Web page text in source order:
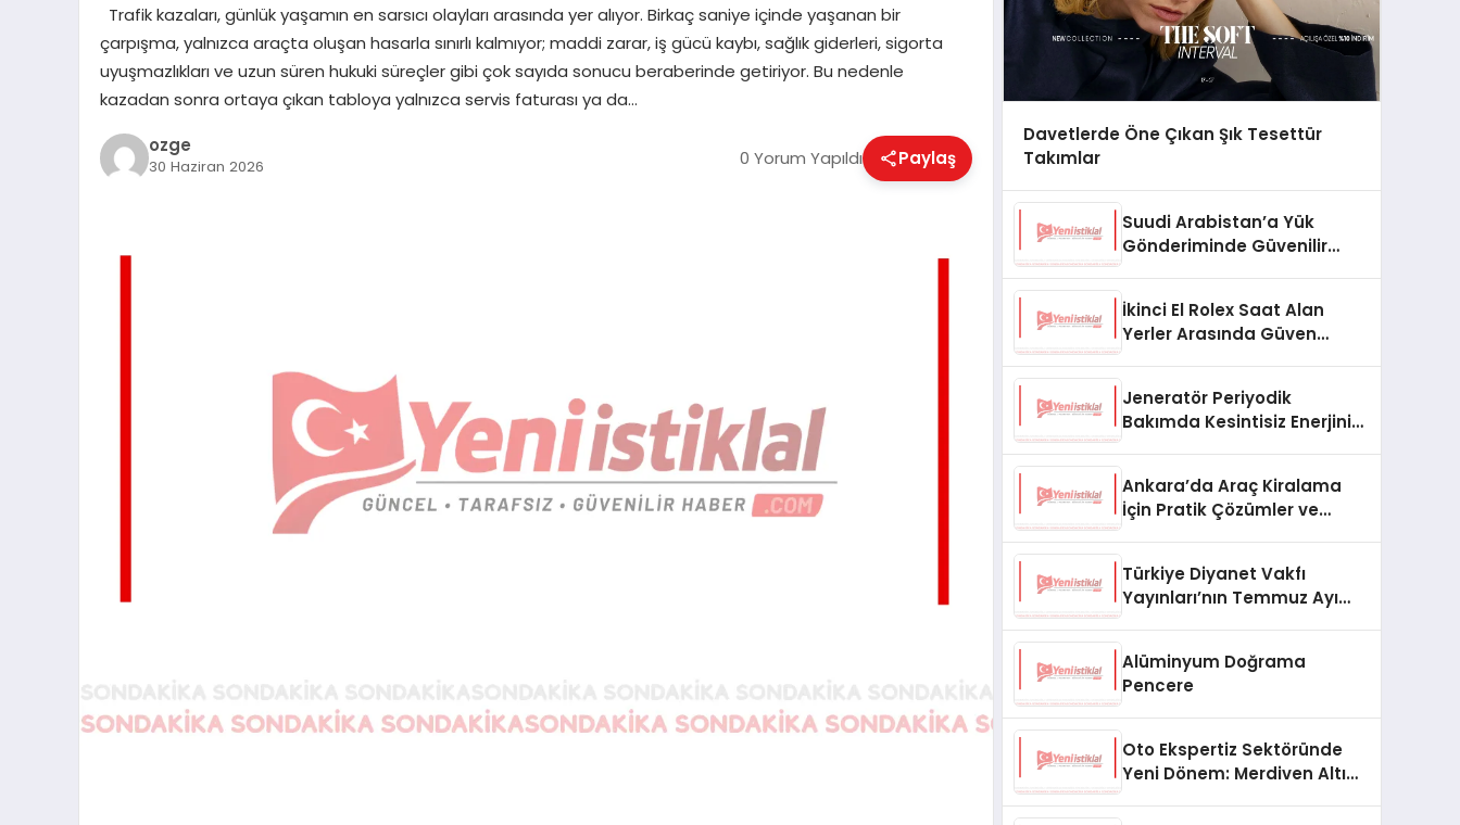
Trafik kazaları, günlük yaşamın en sarsıcı olayları arasında yer alıyor. Birkaç saniye içinde yaşanan bir
çarpışma, yalnızca araçta oluşan hasarla sınırlı kalmıyor; maddi zarar, iş gücü kaybı, sağlık giderleri, sigorta
uyuşmazlıkları ve uzun süren hukuki süreçler gibi çok sayıda sonucu beraberinde getiriyor. Bu nedenle
kazadan sonra ortaya çıkan tabloya yalnızca servis faturası ya da…
ozge
30 Haziran 2026 0 Yorum Yapıldı Paylaş
Davetlerde Öne Çıkan Şık Tesettür
Takımlar
Suudi Arabistan’a Yük
Gönderiminde Güvenilir
İkinci El Rolex Saat Alan
Yerler Arasında Güven
Jeneratör Periyodik
Bakımda Kesintisiz Enerjinin
Ankara’da Araç Kiralama
İçin Pratik Çözümler ve
Türkiye Diyanet Vakfı
Yayınları’nın Temmuz Ayı
Alüminyum Doğrama
Pencere
Oto Ekspertiz Sektöründe
Yeni Dönem: Merdiven Altı